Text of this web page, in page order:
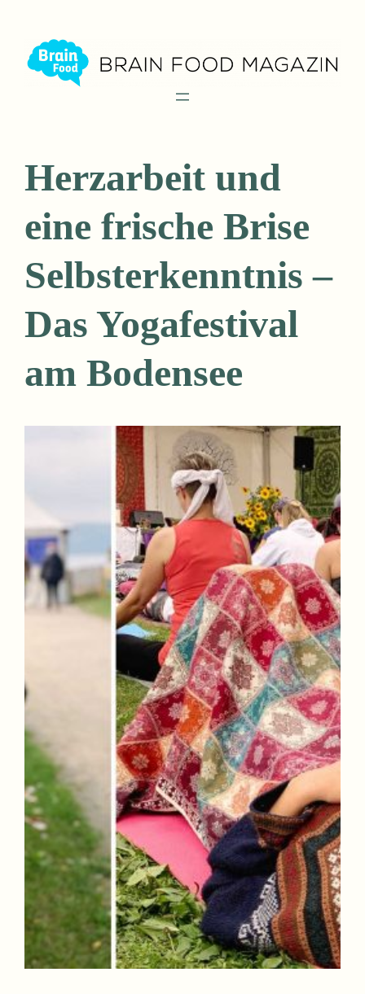
Inhalt
springen
Herzarbeit und
eine frische Brise
Selbsterkenntnis –
Das Yogafestival
am Bodensee